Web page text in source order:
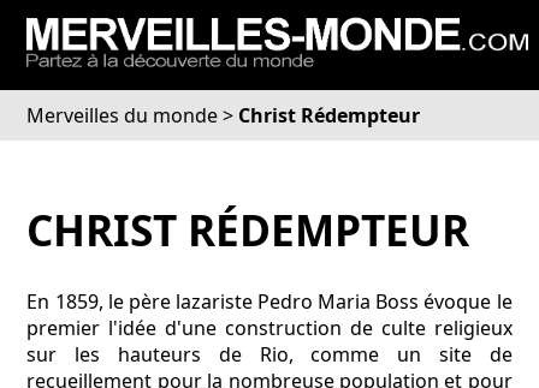
Merveilles du monde> Christ Rédempteur
CHRIST RÉDEMPTEUR
En 1859, le père lazariste Pedro Maria Boss évoque le
premier l'idée d'une construction de culte religieux
sur les hauteurs de Rio, comme un site de
recueillement pour la nombreuse population et pour